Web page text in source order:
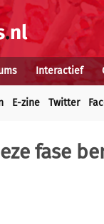
Interactief
E-zine Twitter
fase